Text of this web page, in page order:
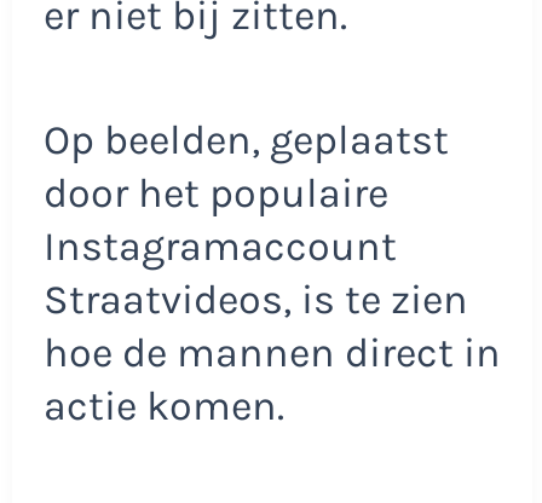
er niet bij zitten.
Op beelden, geplaatst
door het populaire
Instagramaccount
Straatvideos, is te zien
hoe de mannen direct in
actie komen.